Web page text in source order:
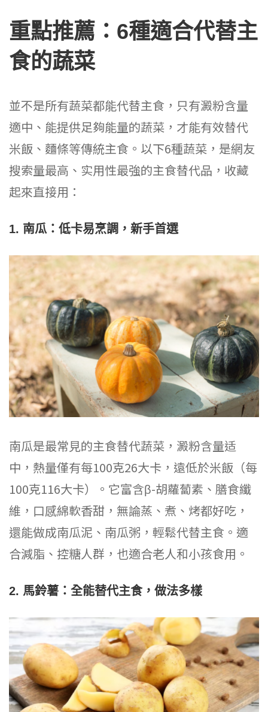
重點推薦：6種適合代替主
食的蔬菜
並不是所有蔬菜都能代替主食，只有澱粉含量
適中、能提供足夠能量的蔬菜，才能有效替代
米飯、麵條等傳統主食。以下6種蔬菜，是網友
搜索量最高、实用性最強的主食替代品，收藏
起來直接用：
1. 南瓜：低卡易烹調，新手首選
南瓜是最常見的主食替代蔬菜，澱粉含量适
中，熱量僅有每100克26大卡，遠低於米飯（每
100克116大卡）。它富含β-胡蘿蔔素、膳食纖
維，口感綿軟香甜，無論蒸、煮、烤都好吃，
還能做成南瓜泥、南瓜粥，輕鬆代替主食。適
合減脂、控糖人群，也適合老人和小孩食用。
2. 馬鈴薯：全能替代主食，做法多樣